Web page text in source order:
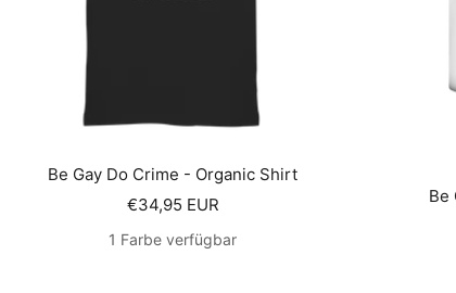
Be Gay Do Crime - Organic Shirt
Angebotspreis
€34,95 EUR
1 Farbe verfügbar
Be